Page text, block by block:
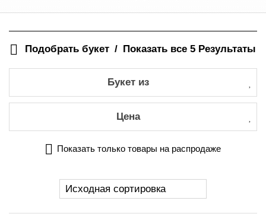
Подобрать букет Показать все 5 Результаты
Букет из
Цена
Показать только товары на распродаже